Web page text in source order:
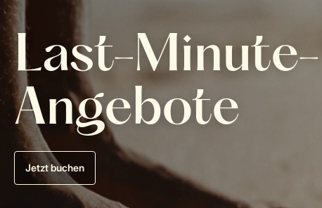
Last-Minute-
Angebote
Jetzt buchen